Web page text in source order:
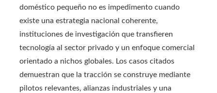
doméstico pequeño no es impedimento cuando
existe una estrategia nacional coherente,
instituciones de investigación que transfieren
tecnología al sector privado y un enfoque comercial
orientado a nichos globales. Los casos citados
demuestran que la tracción se construye mediante
pilotos relevantes, alianzas industriales y una